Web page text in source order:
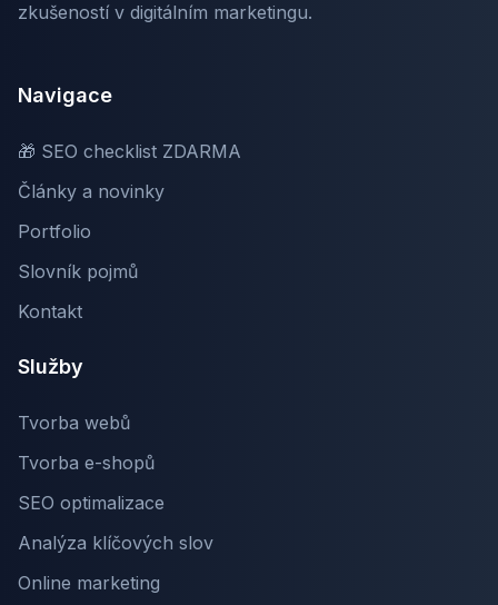
zkušeností v digitálním marketingu.
Navigace
🎁 SEO checklist ZDARMA
Články a novinky
Portfolio
Slovník pojmů
Kontakt
Služby
Tvorba webů
Tvorba e-shopů
SEO optimalizace
Analýza klíčových slov
Online marketing